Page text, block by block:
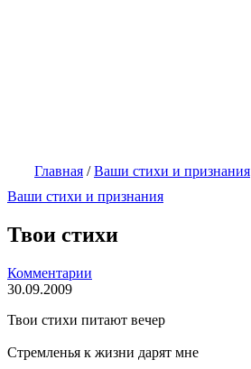
Главная /Ваши стихи и признания
Ваши стихи и признания
Твои стихи
Комментарии
30.09.2009
Твои стихи питают вечер
Стремленья к жизни дарят мне